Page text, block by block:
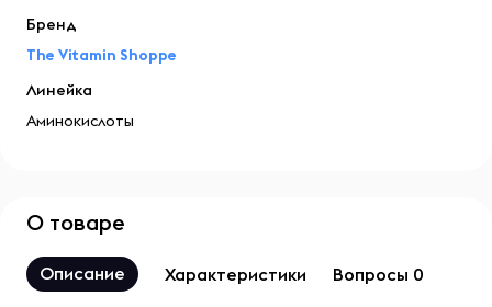
Бренд
The Vitamin Shoppe
Линейка
Аминокислоты
О товаре
Описание Характеристики Вопросы 0